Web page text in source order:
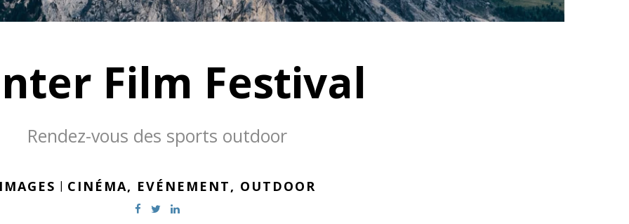
Film Festival
Rendez-vous des sports outdoor
| CINÉMA, EVÉNEMENT, OUTDOOR